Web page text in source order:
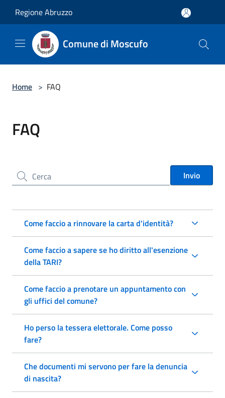
Regione Abruzzo
Comune di Moscufo
Home > FAQ
FAQ
Cerca nel sito Invio
Come faccio a rinnovare la carta d'identità?
Come faccio a sapere se ho diritto all'esenzione
della TARI?
Come faccio a prenotare un appuntamento con
gli uffici del comune?
Ho perso la tessera elettorale. Come posso
fare?
Che documenti mi servono per fare la denuncia
di nascita?